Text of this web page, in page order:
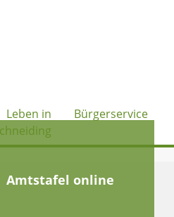
Leben in
Bürgerservice
Amtstafel online